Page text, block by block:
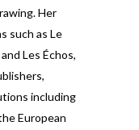
Her
such as Le
Les Échos,
including
European